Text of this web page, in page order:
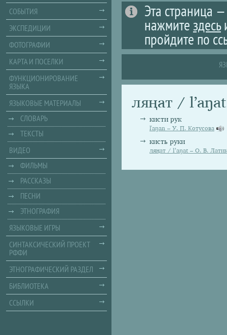
Эта страница
нажмите здесь
пройдите по
ляңат /
кисти рук
ľaŋan – У. П. Котусова
кисть руки
ляңат / lʼaŋat – О. В.
СОБЫТИЯ
ЭКСПЕДИЦИИ
ФОТОГРАФИИ
КАРТА И ПОСЕЛКИ
ФУНКЦИОНИРОВАНИЕ
ЯЗЫКА
ЯЗЫКОВЫЕ МАТЕРИАЛЫ
СЛОВАРЬ
ТЕКСТЫ
ВИДЕО
ФИЛЬМЫ
РАССКАЗЫ
ПЕСНИ
ЭТНОГРАФИЯ
ЯЗЫКОВЫЕ ИГРЫ
СИНТАКСИЧЕСКИЙ ПРОЕКТ
РФФИ
ЭТНОГРАФИЧЕСКИЙ РАЗДЕЛ
БИБЛИОТЕКА
ССЫЛКИ